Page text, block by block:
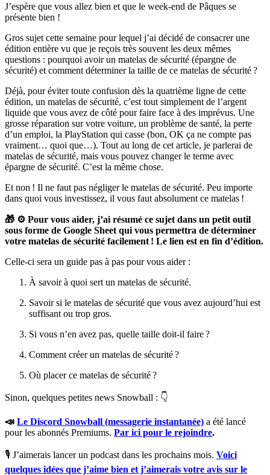
J’espère que vous allez bien et que le week-end de Pâques se
présente bien !
Gros sujet cette semaine pour lequel j’ai décidé de consacrer une
édition entière vu que je reçois très souvent les deux mêmes
questions : pourquoi avoir un matelas de sécurité (épargne de
sécurité) et comment déterminer la taille de ce matelas de sécurité ?
Déjà, pour éviter toute confusion dès la quatrième ligne de cette
édition, un matelas de sécurité, c’est tout simplement de l’argent
liquide que vous avez de côté pour faire face à des imprévus. Une
grosse réparation sur votre voiture, un problème de santé, la perte
d’un emploi, la PlayStation qui casse (bon, OK ça ne compte pas
vraiment… quoi que…). Tout au long de cet article, je parlerai de
matelas de sécurité, mais vous pouvez changer le terme avec
épargne de sécurité. C’est la même chose.
Et non ! Il ne faut pas négliger le matelas de sécurité. Peu importe
dans quoi vous investissez, il vous faut absolument ce matelas !
🎁 ⚙️ Pour vous aider, j’ai résumé ce sujet dans un petit outil
sous forme de Google Sheet qui vous permettra de déterminer
votre matelas de sécurité facilement ! Le lien est en fin d’édition.
Celle-ci sera un guide pas à pas pour vous aider :
À savoir à quoi sert un matelas de sécurité.
Savoir si le matelas de sécurité que vous avez aujourd’hui est
suffisant ou trop gros.
Si vous n’en avez pas, quelle taille doit-il faire ?
Comment créer un matelas de sécurité ?
Où placer ce matelas de sécurité ?
Sinon, quelques petites news Snowball : 👇
📣 Le Discord Snowball (messagerie instantanée) a été lancé
pour les abonnés Premiums. Par ici pour le rejoindre.
🎙 J’aimerais lancer un podcast dans les prochains mois. Voici
quelques idées que j’aime bien et j’aimerais votre avis sur le